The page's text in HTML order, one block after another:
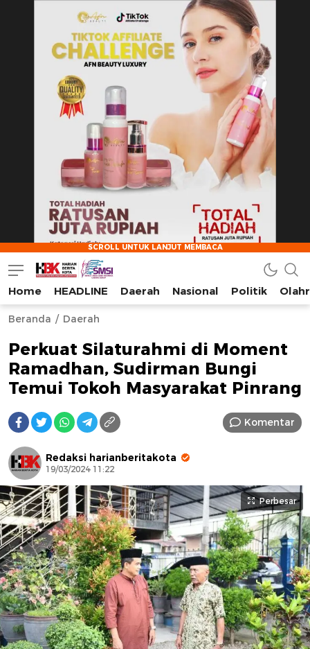
HarianBeritaKota
Mengabarkan Setiap Detil, Sudut, dan Cerita Kota
Home HEADLINE Daerah Nasional Politik
Beranda Daerah
Perkuat Silaturahmi di Moment
Ramadhan, Sudirman Bungi
Temui Tokoh Masyarakat Pinrang
Komentar
Redaksi harianberitakota
19/03/2024 11:22
Perbesar